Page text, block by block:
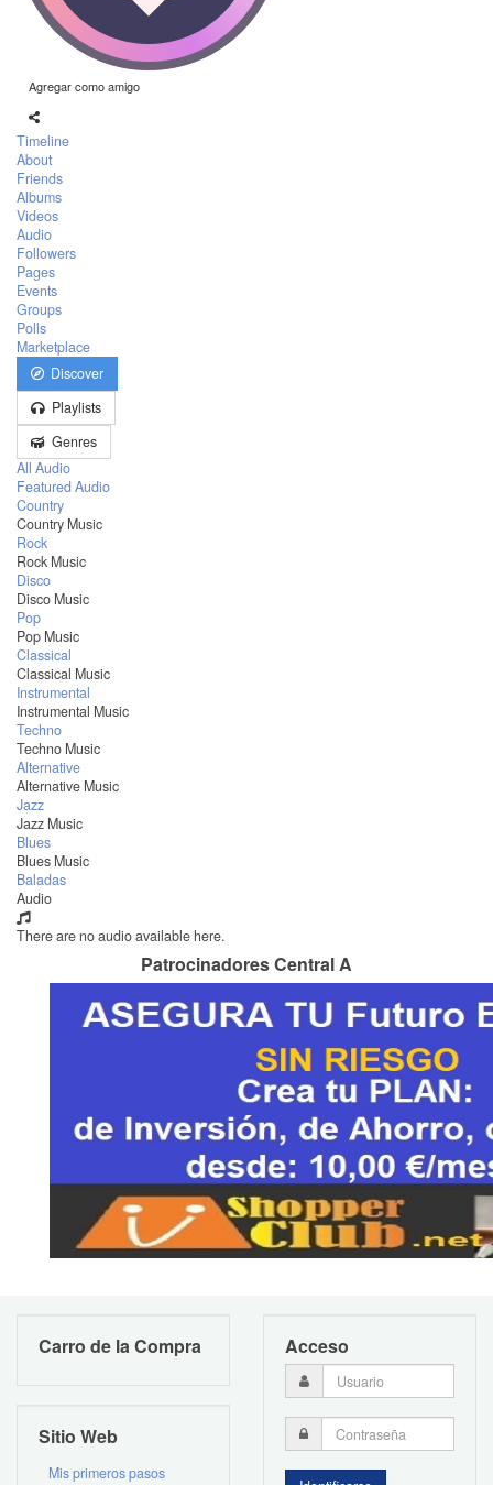
Agregar como amigo
Timeline
About
Friends
Albums
Videos
Audio
Followers
Pages
Events
Groups
Polls
Marketplace
Discover
Playlists
Genres
All Audio
Featured Audio
Country
Country Music
Rock
Rock Music
Disco
Disco Music
Pop
Pop Music
Classical
Classical Music
Instrumental
Instrumental Music
Techno
Techno Music
Alternative
Alternative Music
Jazz
Jazz Music
Blues
Blues Music
Baladas
Audio
There are no audio available here.
Patrocinadores Central A
Carro de la Compra
Sitio Web
Mis primeros pasos
Acceso